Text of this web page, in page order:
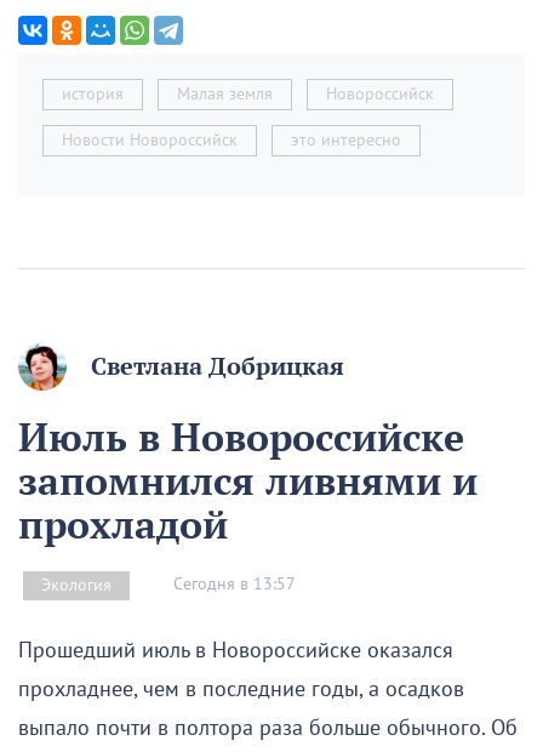
история Малая земля Новороссийск
Новости Новороссийск это интересно
Светлана Добрицкая
Июль в Новороссийске
запомнился ливнями и
прохладой
Экология Сегодня в 13:57
Прошедший июль в Новороссийске оказался
прохладнее, чем в последние годы, а осадков
выпало почти в полтора раза больше обычного. Об